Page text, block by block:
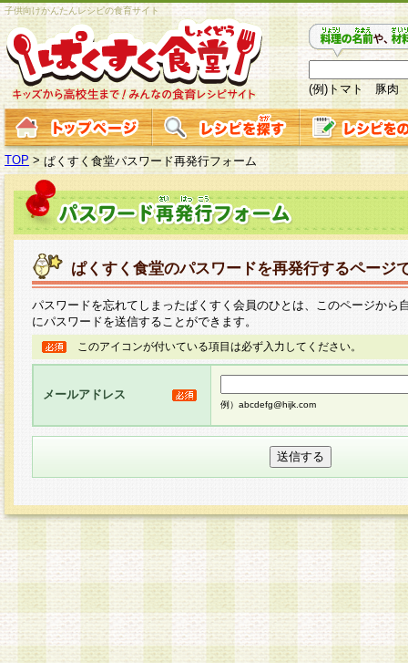
子供向けかんたんレシピの食育サイト
(例)トマト 豚肉
TOP > ぱくすく食堂パスワード再発行フォーム
ぱくすく食堂のパスワードを再発行するページ
パスワードを忘れてしまったぱくすく会員のひとは、このページから
にパスワードを送信することができます。
このアイコンが付いている項目は必ず入力してください。
メールアドレス
例）abcdefg@hijk.com